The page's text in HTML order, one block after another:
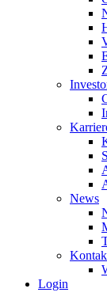
News
Login